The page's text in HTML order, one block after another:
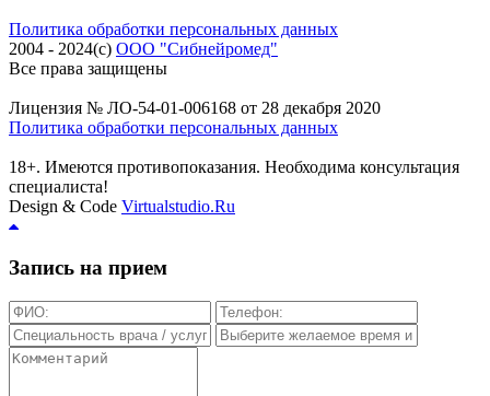
Политика обработки персональных данных
2004 - 2024(c) ООО "Сибнейромед"
Все права защищены
Лицензия № ЛО-54-01-006168 от 28 декабря 2020
Политика обработки персональных данных
18+. Имеются противопоказания. Необходима консультация
специалиста!
Design & Code Virtualstudio.Ru
Запись на прием